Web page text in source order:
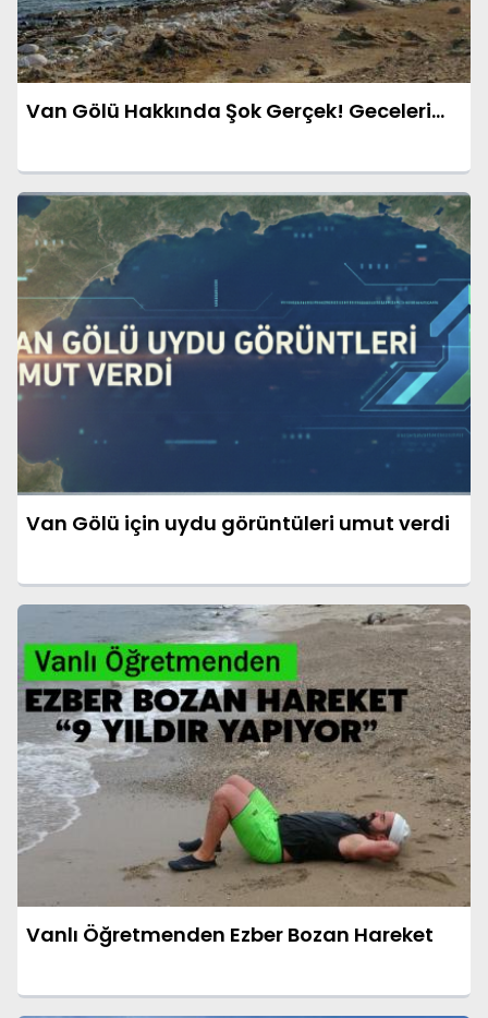
Van Gölü Hakkında Şok Gerçek! Geceleri...
Van Gölü için uydu görüntüleri umut verdi
Vanlı Öğretmenden Ezber Bozan Hareket